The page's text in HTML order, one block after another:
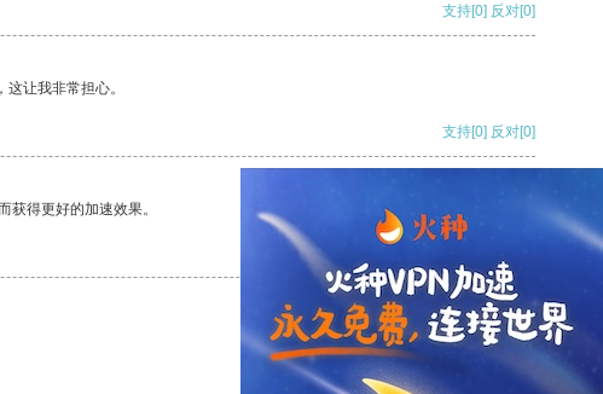
支持[0] 反对[0]
让我非常担心。
支持[0] 反对[0]
得更好的加速效果。
反对